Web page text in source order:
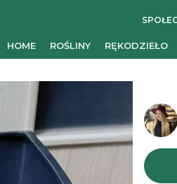
HOME ROŚLINY RĘKODZIEŁO